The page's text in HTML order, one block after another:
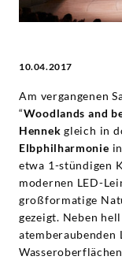
Hélène
Grimaud
Deutsche
10.04.2017
Am vergangenen
“Woodlands and
Hennek gleich in
Elbphilharmonie
etwa 1-stündigen
modernen LED-
großformatige
gezeigt. Neben
atemberaubenden